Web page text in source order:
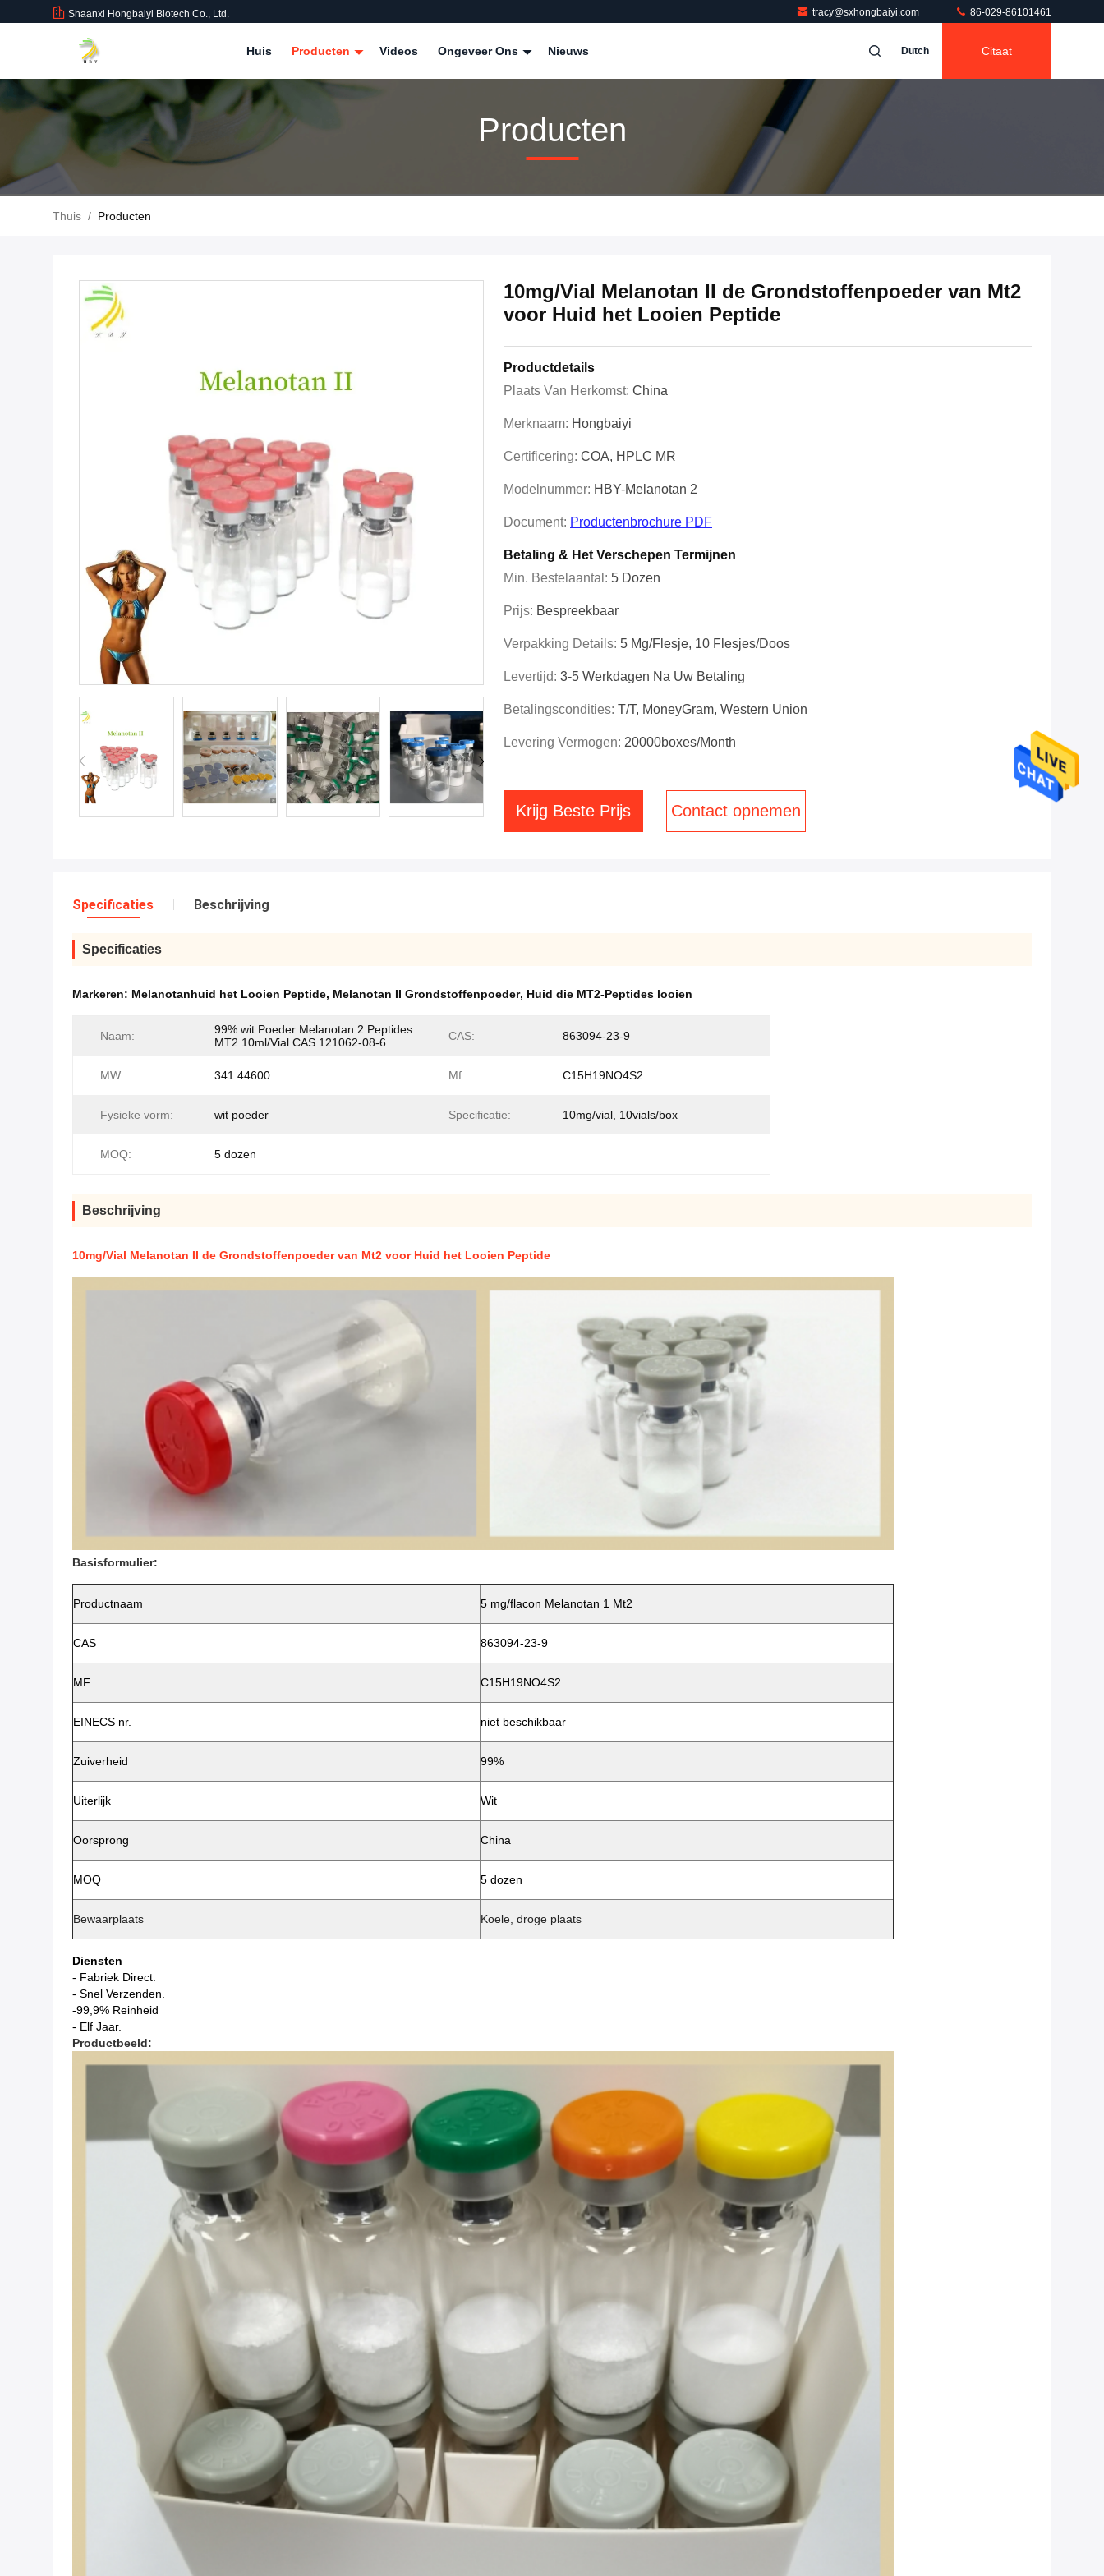
Shaanxi Hongbaiyi Biotech Co., Ltd. tracy@sxhongbaiyi.com 86-029-86101461
Huis Producten Videos Ongeveer Ons Nieuws Dutch Citaat
Producten
Thuis / Producten
10mg/Vial Melanotan II de Grondstoffenpoeder van Mt2
voor Huid het Looien Peptide
Productdetails
Plaats Van Herkomst: China
Merknaam: Hongbaiyi
Certificering: COA, HPLC MR
Modelnummer: HBY-Melanotan 2
Document: Productenbrochure PDF
Betaling & Het Verschepen Termijnen
Min. Bestelaantal: 5 Dozen
Prijs: Bespreekbaar
Verpakking Details: 5 Mg/flesje, 10 Flesjes/doos
Levertijd: 3-5 Werkdagen Na Uw Betaling
Betalingscondities: T/T, MoneyGram, Western Union
Levering Vermogen: 20000boxes/Month
Krijg Beste Prijs Contact opnemen
Specificaties Beschrijving
Specificaties
Markeren: Melanotanhuid het Looien Peptide, Melanotan II Grondstoffenpoeder, Huid die MT2-Peptides looien
Naam:
99% wit Poeder Melanotan 2 Peptides
MT2 10ml/Vial CAS 121062-08-6
CAS: 863094-23-9
MW: 341.44600 Mf: C15H19NO4S2
Fysieke vorm: wit poeder Specificatie: 10mg/vial, 10vials/box
MOQ: 5 dozen
Beschrijving
10mg/Vial Melanotan II de Grondstoffenpoeder van Mt2 voor Huid het Looien Peptide
Basisformulier:
Productnaam 5 mg/flacon Melanotan 1 Mt2
CAS 863094-23-9
MF C15H19NO4S2
EINECS nr. niet beschikbaar
Zuiverheid 99%
Uiterlijk Wit
Oorsprong China
MOQ 5 dozen
Bewaarplaats Koele, droge plaats
Diensten
- Fabriek Direct.
- Snel Verzenden.
-99,9% Reinheid
- Elf Jaar.
Productbeeld: